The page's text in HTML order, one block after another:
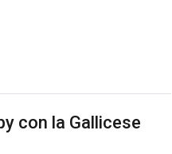
con la Gallicese